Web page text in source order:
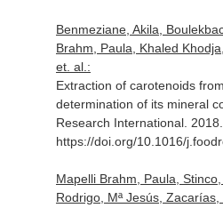
Benmeziane, Akila,
Brahm, Paula, Khaled
et. al.:
Extraction of carotenoids
determination of its mineral
Research International.
https://doi.org/10.1016/
Mapelli Brahm, Paula,
Rodrigo, Mª Jesús,